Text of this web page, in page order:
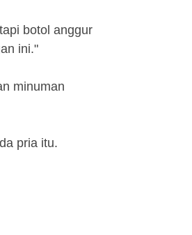
botol anggur
ini."
minuman
pria itu.